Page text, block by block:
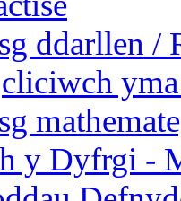
ddarllen /
cliciwch
y Dyfrgi -